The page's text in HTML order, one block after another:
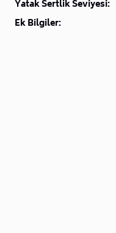
Yatak Sertlik Seviyesi:
Ek Bilgiler: